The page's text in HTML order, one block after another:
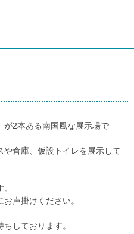
が2本ある南国風な展示場で
倉庫、仮設トイレを展示して
声掛けください。
しております。